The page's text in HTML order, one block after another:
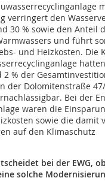
verringert den
30 % sowie den Anteil
und führt
und Heizkosten. Die
% der
der Dolomitenstraße
Bei der
waren die
sowie die damit
auf den Klimaschutz
bei der EWG,
solche